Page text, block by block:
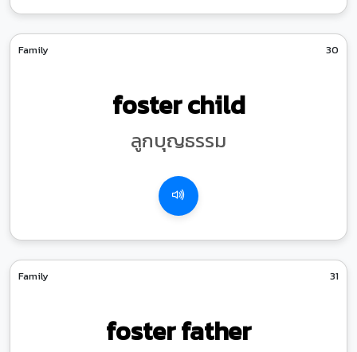
Family 30
foster child
ลูกบุญธรรม
Family 31
foster father